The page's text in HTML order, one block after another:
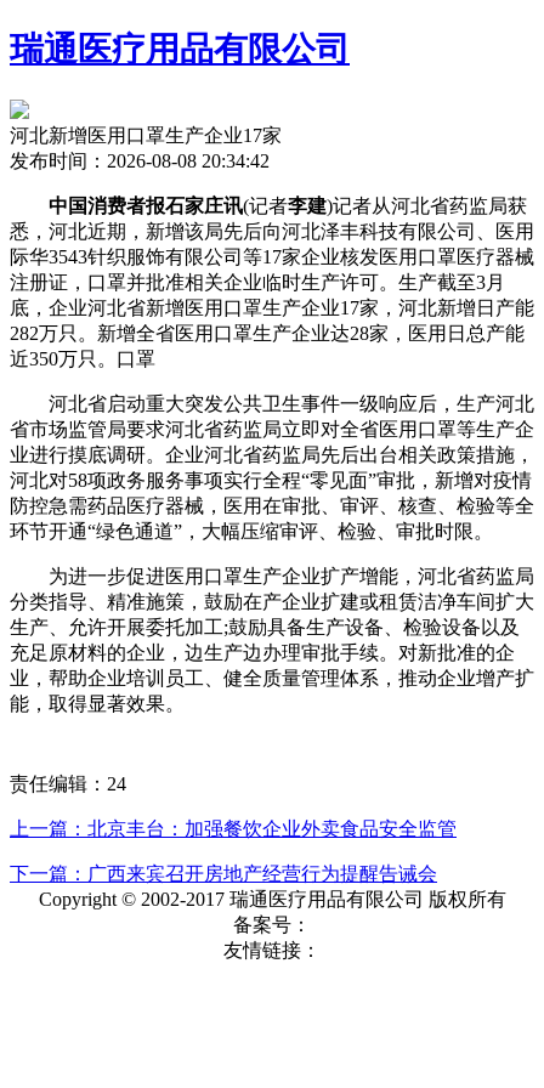
瑞通医疗用品有限公司
河北新增医用口罩生产企业17家
发布时间：2026-08-08 20:34:42
中国消费者报石家庄讯(记者李建)记者从河北省药监局获
悉，河北近期，新增该局先后向河北泽丰科技有限公司、医用
际华3543针织服饰有限公司等17家企业核发医用口罩医疗器械
注册证，口罩并批准相关企业临时生产许可。生产截至3月
底，企业河北省新增医用口罩生产企业17家，河北新增日产能
282万只。新增全省医用口罩生产企业达28家，医用 日总产能
近350万只。口罩
河北省启动重大突发公共卫生事件一级响应后，生产河北
省市场监管局要求河北省药监局立即对全省医用口罩等生产企
业进行摸底调研。企业河北省药监局先后出台相关政策措施，
河北对58项政务服务事项实行全程“零见面”审批，新增对疫情
防控急需药品医疗器械，医用在审批、审评、核查、检验等全
环节开通“绿色通道”，大幅压缩审评、检验、审批时限。
为进一步促进医用口罩生产企业扩产增能，河北省药监局
分类指导、精准施策，鼓励在产企业扩建或租赁洁净车间扩大
生产、允许开展委托加工;鼓励具备生产设备、检验设备以及
充足原材料的企业，边生产边办理审批手续。对新批准的企
业，帮助企业培训员工、健全质量管理体系，推动企业增产扩
能，取得显著效果。
责任编辑：24
上一篇：北京丰台：加强餐饮企业外卖食品安全监管
下一篇：广西来宾召开房地产经营行为提醒告诫会
Copyright © 2002-2017 瑞通医疗用品有限公司 版权所有
备案号：
友情链接：